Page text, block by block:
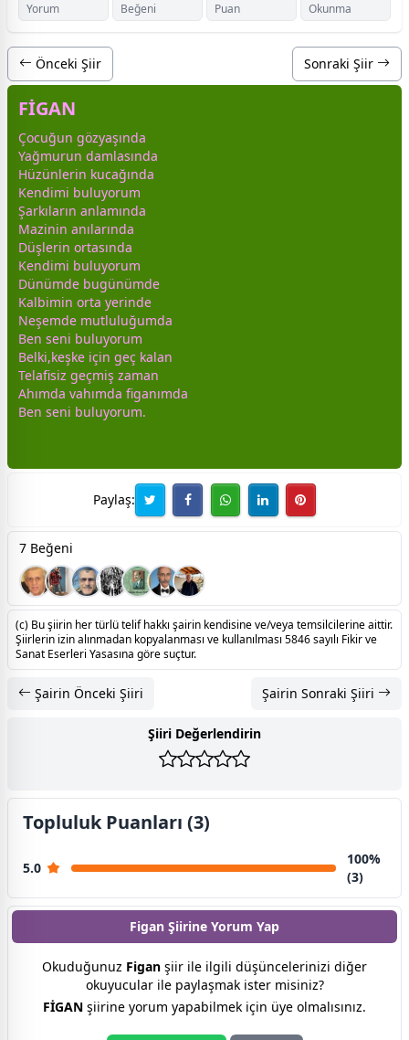
Yorum Beğeni Puan Okunma
Önceki Şiir Sonraki Şiir
FİGAN
Çocuğun gözyaşında
Yağmurun damlasında
Hüzünlerin kucağında
Kendimi buluyorum
Şarkıların anlamında
Mazinin anılarında
Düşlerin ortasında
Kendimi buluyorum
Dünümde bugünümde
Kalbimin orta yerinde
Neşemde mutluluğumda
Ben seni buluyorum
Belki,keşke için geç kalan
Telafisiz geçmiş zaman
Ahımda vahımda figanımda
Ben seni buluyorum.
Paylaş:
7 Beğeni
(c) Bu şiirin her türlü telif hakkı şairin kendisine ve/veya temsilcilerine aittir.
Şiirlerin izin alınmadan kopyalanması ve kullanılması 5846 sayılı Fikir ve
Sanat Eserleri Yasasına göre suçtur.
Şairin Önceki Şiiri Şairin Sonraki Şiiri
Şiiri Değerlendirin
Topluluk Puanları (3)
5.0
100%
(3)
Figan Şiirine Yorum Yap
Okuduğunuz Figan şiir ile ilgili düşüncelerinizi diğer
okuyucular ile paylaşmak ister misiniz?
FİGAN şiirine yorum yapabilmek için üye olmalısınız.